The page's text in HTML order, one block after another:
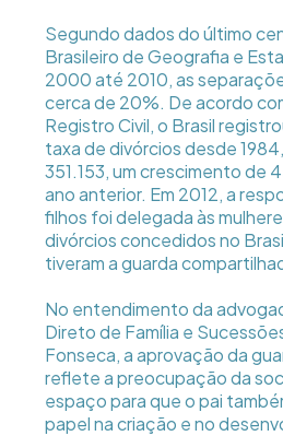
Segundo dados do último
Brasileiro de Geografia e
2000 até 2010, as
cerca de 20%. De acordo
Registro Civil, o Brasil
taxa de divórcios desde
351.153, um crescimento de
ano anterior. Em 2012, a
filhos foi delegada às
divórcios concedidos no
tiveram a guarda
No entendimento da
Direto de Família e
Fonseca, a aprovação da
reflete a preocupação da
espaço para que o pai
papel na criação e no